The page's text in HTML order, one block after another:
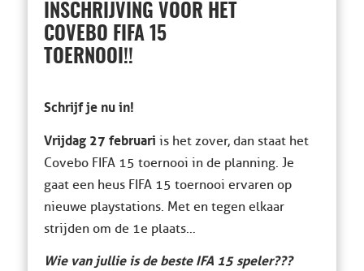
INSCHRIJVING VOOR HET
COVEBO FIFA 15
TOERNOOI!!
Schrijf je nu in!
Vrijdag 27 februari is het zover, dan staat het
Covebo FIFA 15 toernooi in de planning. Je
gaat een heus FIFA 15 toernooi ervaren op
nieuwe playstations. Met en tegen elkaar
strijden om de 1e plaats…
Wie van jullie is de beste IFA 15 speler???